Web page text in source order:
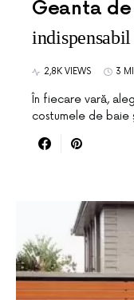
Geanta
2,8K VIEWS 3
În fiecare vară,
costumele de